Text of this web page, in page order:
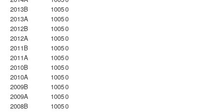
2013B
10050
2013A
10050
2012B
10050
2012A
10050
2011B
10050
2011A
10050
2010B
10050
2010A
10050
2009B
10050
2009A
10050
2008B
10050